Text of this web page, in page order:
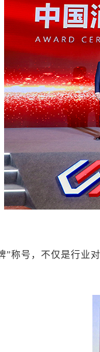
”称号，不仅是行业